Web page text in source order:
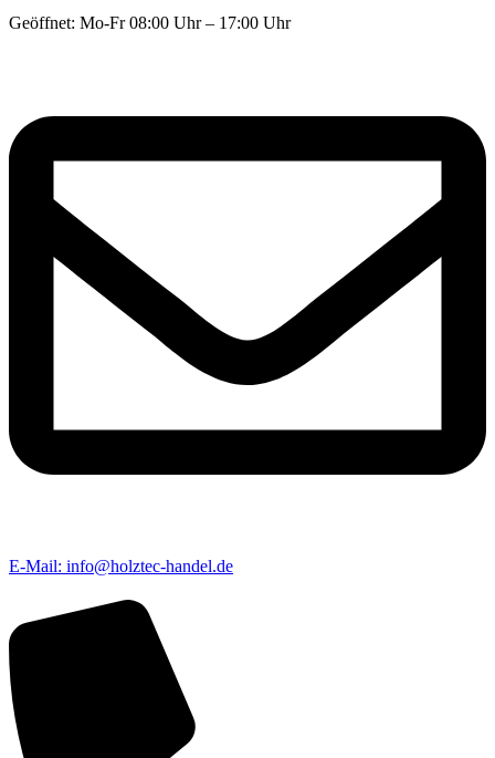
Geöffnet: Mo-Fr 08:00 Uhr – 17:00 Uhr
E-Mail: info@holztec-handel.de